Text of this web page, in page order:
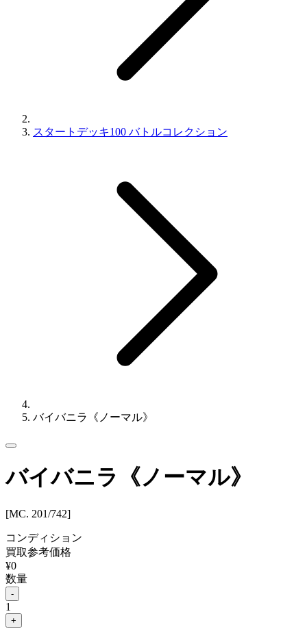
スタートデッキ100 バトルコレクション
バイバニラ《ノーマル》
バイバニラ《ノーマル》
[MC. 201/742]
コンディション
買取参考価格
¥0
数量
-
1
+